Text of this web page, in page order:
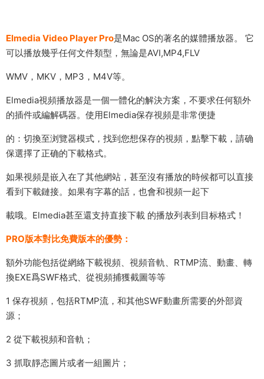
Elmedia Video Player Pro是Mac OS的著名的媒體播放器。 它
可以播放幾乎任何文件類型，無論是AVI,MP4,FLV
WMV，MKV，MP3，M4V等。
Elmedia視頻播放器是一個一體化的解決方案，不要求任何額外
的插件或編解碼器。使用Elmedia保存視頻是非常便捷
的：切換至浏覽器模式，找到您想保存的視頻，點擊下載，請确
保選擇了正确的下載格式。
如果視頻是嵌入在了其他網站，甚至沒有播放的時候都可以直接
看到下載鏈接。如果有字幕的話，也會和視頻一起下
載哦。Elmedia甚至還支持直接下載 的播放列表到目标格式！
PRO版本對比免費版本的優勢：
額外功能包括從網絡下載視頻、視頻音軌、RTMP流、動畫、轉
換EXE爲SWF格式、從視頻捕獲截圖等等
1 保存視頻，包括RTMP流，和其他SWF動畫所需要的外部資
源；
2 從下載視頻和音軌；
3 抓取靜态圖片或者一組圖片；